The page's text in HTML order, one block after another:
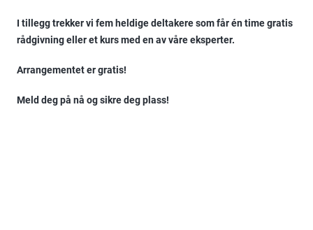
I tillegg trekker vi fem heldige deltakere som får én time gratis
rådgivning eller et kurs med en av våre eksperter.
Arrangementet er gratis!
Meld deg på nå og sikre deg plass!